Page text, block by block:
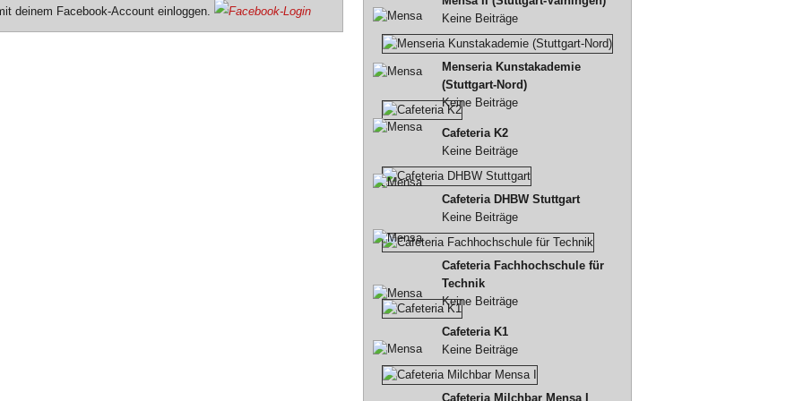
deinem Facebook-Account einloggen.
Keine Beiträge
Menseria Kunstakademie
(Stuttgart-Nord)
Keine Beiträge
Cafeteria K2
Keine Beiträge
Cafeteria DHBW Stuttgart
Keine Beiträge
Cafeteria Fachhochschule für
Technik
Keine Beiträge
Cafeteria K1
Keine Beiträge
Cafeteria Milchbar Mensa I